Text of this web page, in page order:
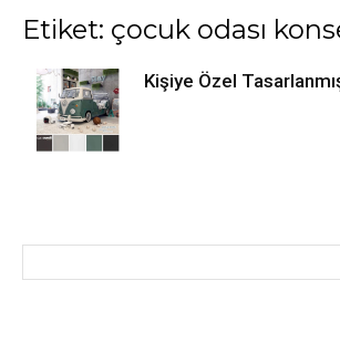
Etiket: çocuk odası
Kişiye Özel